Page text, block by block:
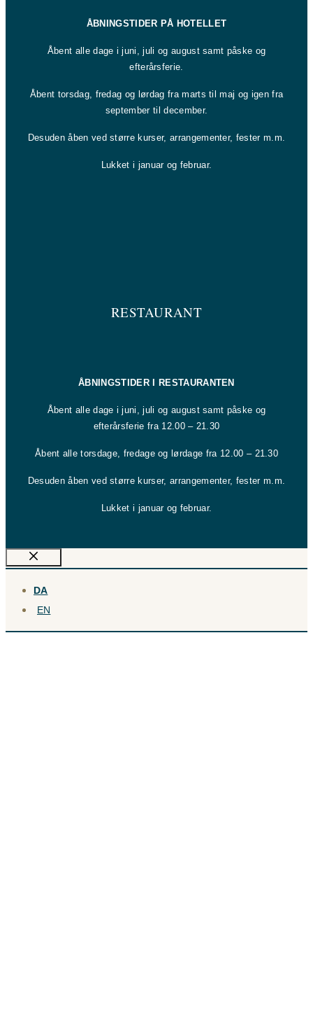
ÅBNINGSTIDER PÅ HOTELLET
Åbent alle dage i juni, juli og august samt påske og
efterårsferie.
Åbent torsdag, fredag og lørdag fra marts til maj og igen fra
september til december.
Desuden åben ved større kurser, arrangementer, fester m.m.
Lukket i januar og februar.
RESTAURANT
ÅBNINGSTIDER I RESTAURANTEN
Åbent alle dage i juni, juli og august samt påske og
efterårsferie fra 12.00 – 21.30
Åbent alle torsdage, fredage og lørdage fra 12.00 – 21.30
Desuden åben ved større kurser, arrangementer, fester m.m.
Lukket i januar og februar.
Luk
DA
EN